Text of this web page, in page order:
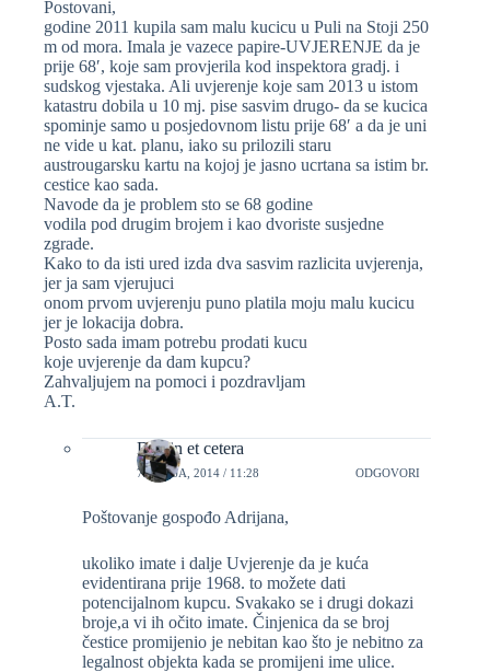
Postovani,
godine 2011 kupila sam malu kucicu u Puli na Stoji 250
m od mora. Imala je vazece papire-UVJERENJE da je
prije 68′, koje sam provjerila kod inspektora gradj. i
sudskog vjestaka. Ali uvjerenje koje sam 2013 u istom
katastru dobila u 10 mj. pise sasvim drugo- da se kucica
spominje samo u posjedovnom listu prije 68′ a da je uni
ne vide u kat. planu, iako su prilozili staru
austrougarsku kartu na kojoj je jasno ucrtana sa istim br.
cestice kao sada.
Navode da je problem sto se 68 godine
vodila pod drugim brojem i kao dvoriste susjedne
zgrade.
Kako to da isti ured izda dva sasvim razlicita uvjerenja,
jer ja sam vjerujuci
onom prvom uvjerenju puno platila moju malu kucicu
jer je lokacija dobra.
Posto sada imam potrebu prodati kucu
koje uvjerenje da dam kupcu?
Zahvaljujem na pomoci i pozdravljam
A.T.
Dizajn et cetera
7 LIPNJA, 2014 / 11:28 ODGOVORI
Poštovanje gospođo Adrijana,
ukoliko imate i dalje Uvjerenje da je kuća
evidentirana prije 1968. to možete dati
potencijalnom kupcu. Svakako se i drugi dokazi
broje,a vi ih očito imate. Činjenica da se broj
čestice promijenio je nebitan kao što je nebitno za
legalnost objekta kada se promijeni ime ulice.